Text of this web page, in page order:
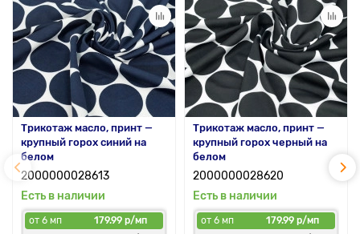
Трикотаж масло, принт —
крупный горох синий на
белом
2000000028613
Есть в наличии
от 6 мп
179.99 р/мп
Трикотаж масло, принт —
крупный горох черный на
белом
2000000028620
Есть в наличии
от 6 мп
179.99 р/мп